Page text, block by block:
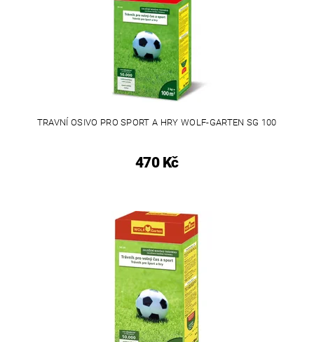
TRAVNÍ OSIVO PRO SPORT A HRY WOLF-GARTEN SG 100
470 Kč